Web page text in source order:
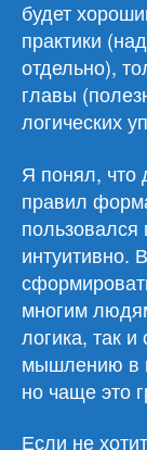
будет
практики
отдельно),
главы
логических
Я понял, что
правил
интуитивно.
многим
логика, так
мышлению в
но чаще это
Если не